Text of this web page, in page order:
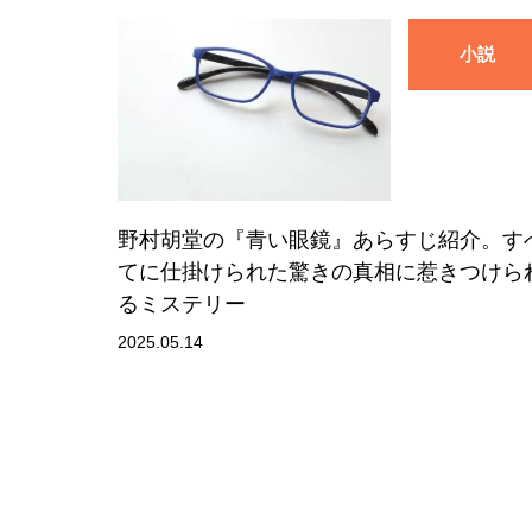
小説
野村胡堂の『青い眼鏡』あらすじ紹介。す
てに仕掛けられた驚きの真相に惹きつけら
るミステリー
2025.05.14